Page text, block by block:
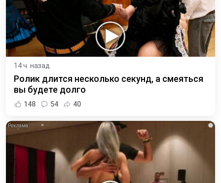
14 ч. назад
Ролик длится несколько секунд, а смеяться
вы будете долго
148 54 40
i